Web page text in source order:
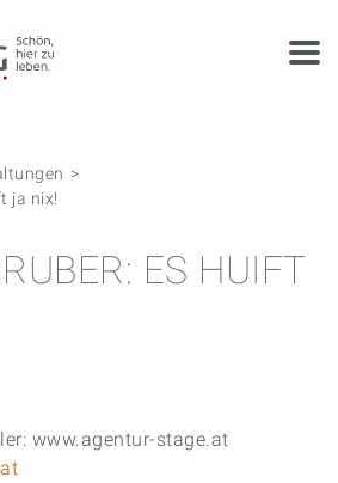
ja nix!
ES HUIFT
www.agentur-stage.at